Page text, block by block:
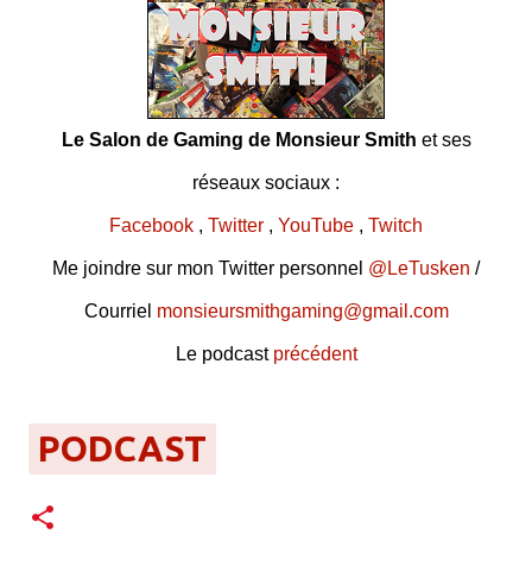
Le Salon de Gaming de Monsieur Smith et ses
réseaux sociaux :
Facebook , Twitter , YouTube , Twitch
Me joindre sur mon Twitter personnel @LeTusken /
Courriel monsieursmithgaming@gmail.com
Le podcast précédent
PODCAST